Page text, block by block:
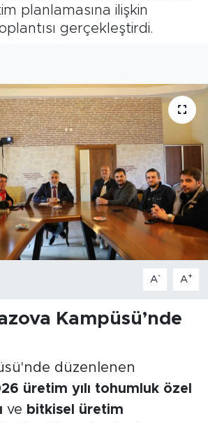
planlamasına ilişkin
gerçekleştirdi.
A- A+
Kampüsü’nde
düzenlenen
üretim yılı tohumluk özel
ve bitkisel üretim